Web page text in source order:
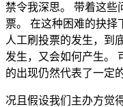
禁令我深思。 带着这些
票。 在这种困难的抉择
人工刷投票的发生，到
发生，又会如何产生。
的出现仍然代表了一定
况且假设我们主办方觉